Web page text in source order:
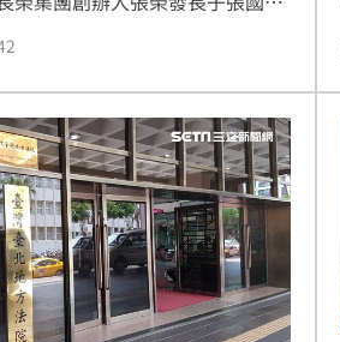
涉嫌於2023年間長榮海運發動重
檢複訊後，張國華被以高達1億
保，需接受個案手機科技監控。
萬元交保，皆限制住居、出境、